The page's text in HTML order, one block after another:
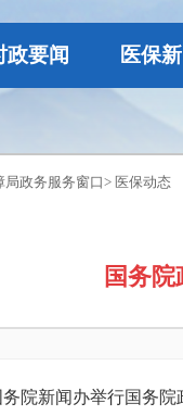
政要闻 医保
局政务服务窗口> 医保动态
国务
务院新闻办举行国务